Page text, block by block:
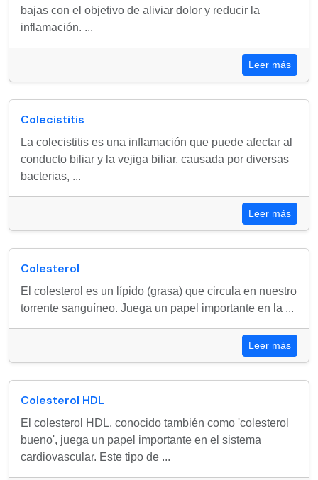
bajas con el objetivo de aliviar dolor y reducir la
inflamación. ...
Leer más
Colecistitis
La colecistitis es una inflamación que puede afectar al
conducto biliar y la vejiga biliar, causada por diversas
bacterias, ...
Leer más
Colesterol
El colesterol es un lípido (grasa) que circula en nuestro
torrente sanguíneo. Juega un papel importante en la ...
Leer más
Colesterol HDL
El colesterol HDL, conocido también como 'colesterol
bueno', juega un papel importante en el sistema
cardiovascular. Este tipo de ...